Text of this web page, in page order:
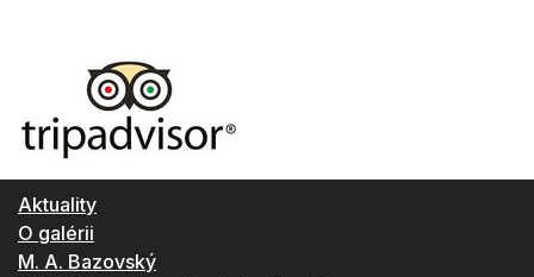
Aktuality
O galérii
M. A. Bazovský